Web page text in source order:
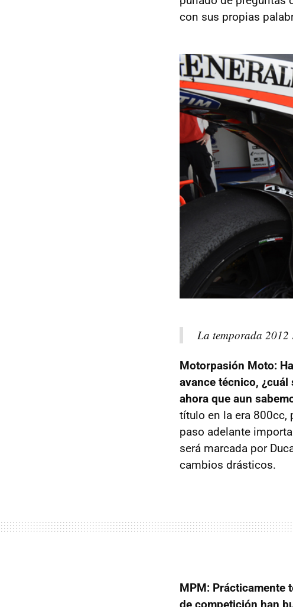
con sus propias
La temporada
Motorpasión Moto:
avance técnico, ¿cuál
ahora que aun
título en la era 800cc,
paso adelante
será marcada por
cambios drásticos.
MPM: Prácticamente